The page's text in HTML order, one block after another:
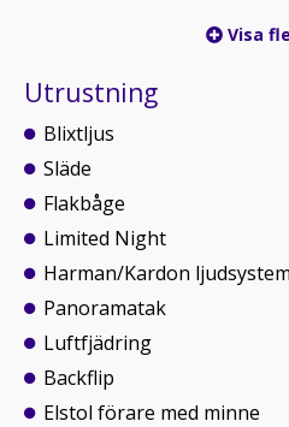
Visa
Utrustning
Blixtljus
Släde
Flakbåge
Limited Night
Harman/Kardon ljudsystem
Panoramatak
Luftfjädring
Backflip
Elstol förare med minne